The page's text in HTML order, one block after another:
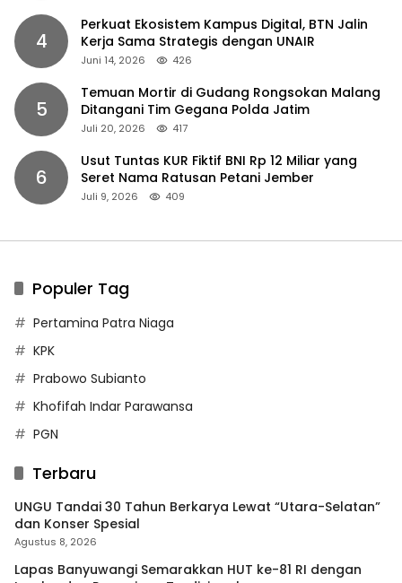
4
Perkuat Ekosistem Kampus Digital, BTN Jalin
Kerja Sama Strategis dengan UNAIR
Juni 14, 2026 426
5
Temuan Mortir di Gudang Rongsokan Malang
Ditangani Tim Gegana Polda Jatim
Juli 20, 2026 417
6
Usut Tuntas KUR Fiktif BNI Rp 12 Miliar yang
Seret Nama Ratusan Petani Jember
Juli 9, 2026 409
Populer Tag
Pertamina Patra Niaga
KPK
Prabowo Subianto
Khofifah Indar Parawansa
PGN
Terbaru
UNGU Tandai 30 Tahun Berkarya Lewat “Utara-Selatan”
dan Konser Spesial
Agustus 8, 2026
Lapas Banyuwangi Semarakkan HUT ke-81 RI dengan